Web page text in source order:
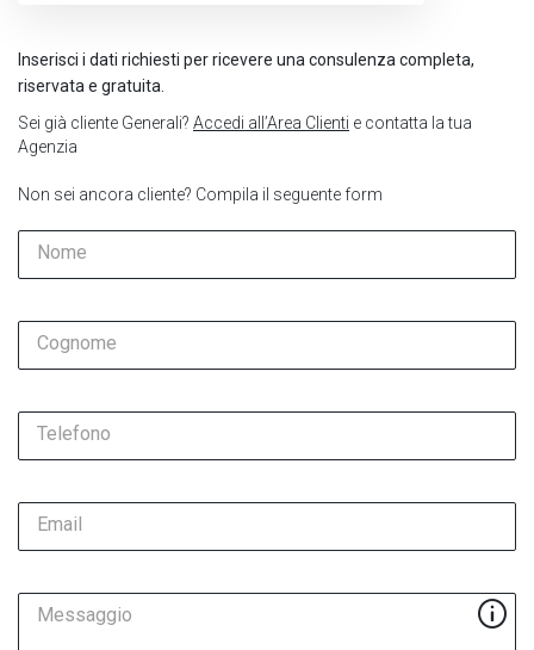
Inserisci i dati richiesti per ricevere una consulenza completa,
riservata e gratuita.
Sei già cliente Generali? Accedi all’Area Clienti e contatta la tua
Agenzia
Non sei ancora cliente? Compila il seguente form
Nome
Cognome
Telefono
Email
Messaggio